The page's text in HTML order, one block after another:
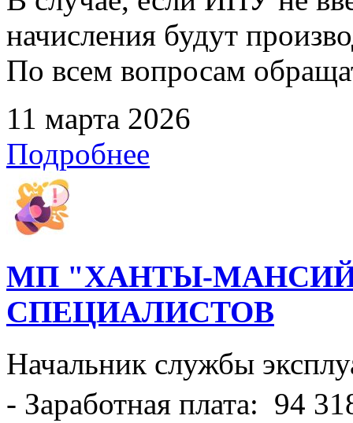
начисления будут
По всем вопросам
11 марта 2026
Подробнее
МП "ХАНТЫ-
СПЕЦИАЛИСТОВ
Начальник службы
- Заработная плата: 94